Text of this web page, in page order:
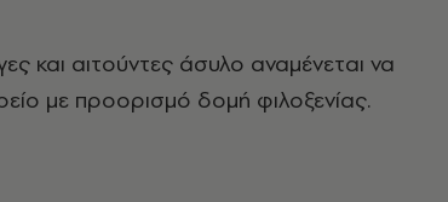
και αιτούντες άσυλο αναμένεται να
με προορισμό δομή φιλοξενίας.